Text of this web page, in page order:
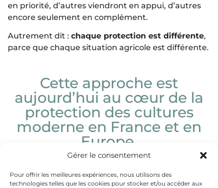
Gérer le consentement
Pour offrir les meilleures expériences, nous utilisons des
technologies telles que les cookies pour stocker et/ou accéder aux
en priorité, d’autres viendront en appui, d’autres
encore seulement en complément.
Autrement dit : chaque protection est différente,
parce que chaque situation agricole est différente.
Cette approche est
aujourd’hui au cœur de la
protection des cultures
moderne en France et en
Europe.